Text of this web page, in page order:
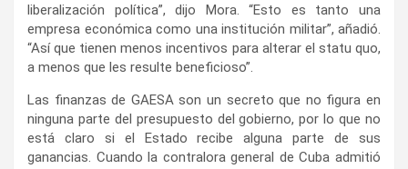
liberalización política”, dijo Mora. “Esto es tanto una
empresa económica como una institución militar”, añadió.
“Así que tienen menos incentivos para alterar el statu quo,
a menos que les resulte beneficioso”.
Las finanzas de GAESA son un secreto que no figura en
ninguna parte del presupuesto del gobierno, por lo que no
está claro si el Estado recibe alguna parte de sus
ganancias. Cuando la contralora general de Cuba admitió